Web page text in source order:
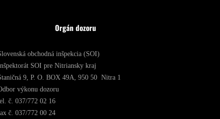
Orgán dozoru
obchodná inšpekcia (SOI)
SOI pre Nitriansky kraj
9, P. O. BOX 49A, 950 50 Nitra 1
výkonu dozoru
č. 037/772 02 16
č. 037/772 00 24